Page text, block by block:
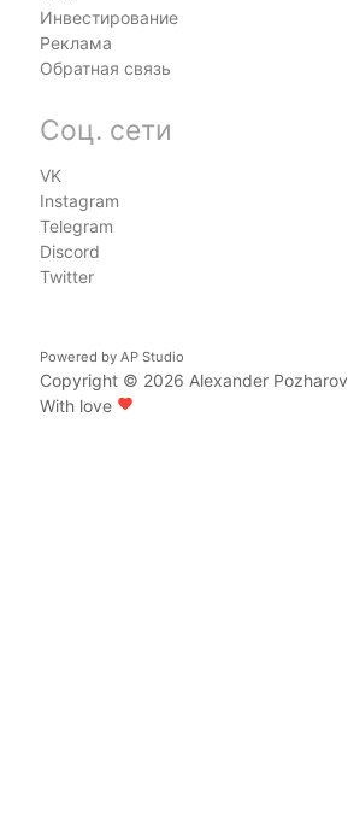
Инвестирование
Реклама
Обратная связь
Соц. сети
VK
Instagram
Telegram
Discord
Twitter
Powered by AP Studio
Copyright © 2026 Alexander Pozharov
With love favorite